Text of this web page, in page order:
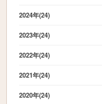
2024年(24)
2023年(24)
2022年(24)
2021年(24)
2020年(24)